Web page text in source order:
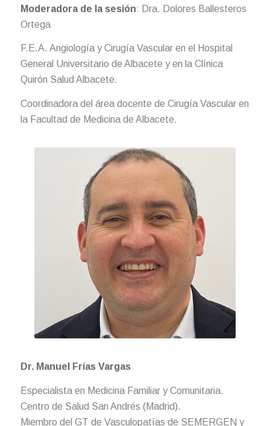
Moderadora de la sesión: Dra. Dolores Ballesteros
Ortega
F.E.A. Angiología y Cirugía Vascular en el Hospital
General Universitario de Albacete y en la Clínica
Quirón Salud Albacete.
Coordinadora del área docente de Cirugía Vascular en
la Facultad de Medicina de Albacete.
Dr. Manuel Frías Vargas
Especialista en Medicina Familiar y Comunitaria.
Centro de Salud San Andrés (Madrid).
Miembro del GT de Vasculopatías de SEMERGEN y